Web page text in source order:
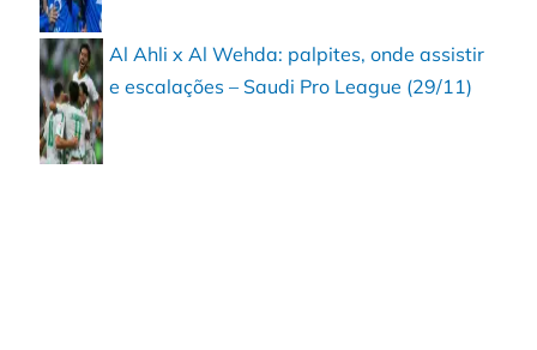
Al Ahli x Al Wehda: palpites, onde assistir
e escalações – Saudi Pro League (29/11)